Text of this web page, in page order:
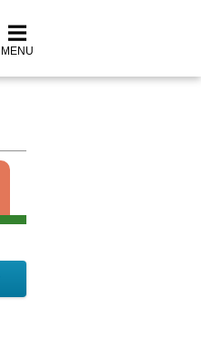
MENU